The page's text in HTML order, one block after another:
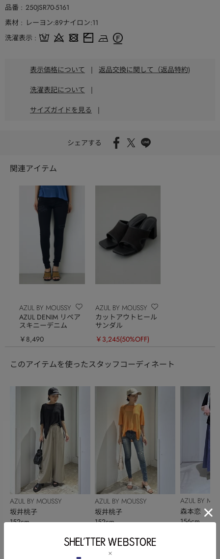
品番
250JSR70-5161
素材
レーヨン:89ナイロン:11
洗濯表示
表示価格について | 返品交換に関して（返品特約)
洗濯表記について |
サイズガイドを見る |
シェアする
関連アイテム
AZUL BY MOUSSY
AZUL DENIM リペア
スキニーデニム
￥8,490
AZUL BY MOUSSY
カットアウトヒール
サンダル
￥3,245(50%OFF)
このアイテムを使ったスタッフコーディネート
AZUL BY MOUSSY
坂井桃子
152cm
AZUL BY MOUSSY
坂井桃子
152cm
AZUL BY
森本恋
156cm